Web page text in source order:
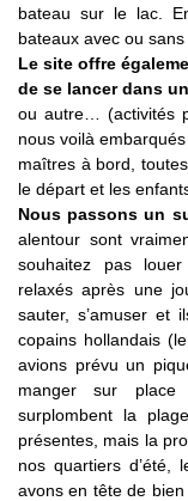
bateau sur le lac.
bateaux avec ou
Le site offre
de se lancer dans
ou autre… (activités
nous voilà
maîtres à bord,
le départ et les
Nous passons un
alentour sont
souhaitez pas louer
relaxés après une
sauter, s’amuser et
copains hollandais
avions prévu un
manger sur place
surplombent la
présentes, mais la
nos quartiers d’été,
avons en tête de